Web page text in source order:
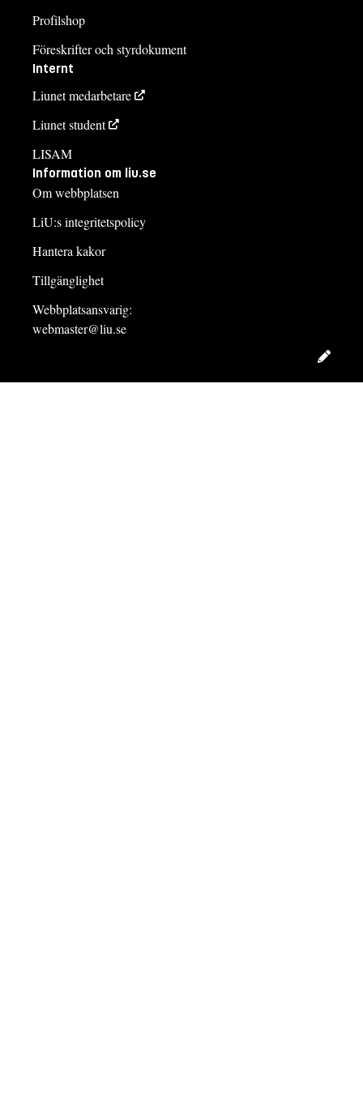
Profilshop
Föreskrifter och styrdokument
Internt
Liunet medarbetare
Liunet student
LISAM
Information om liu.se
Om webbplatsen
LiU:s integritetspolicy
Hantera kakor
Tillgänglighet
Webbplatsansvarig:
webmaster@liu.se